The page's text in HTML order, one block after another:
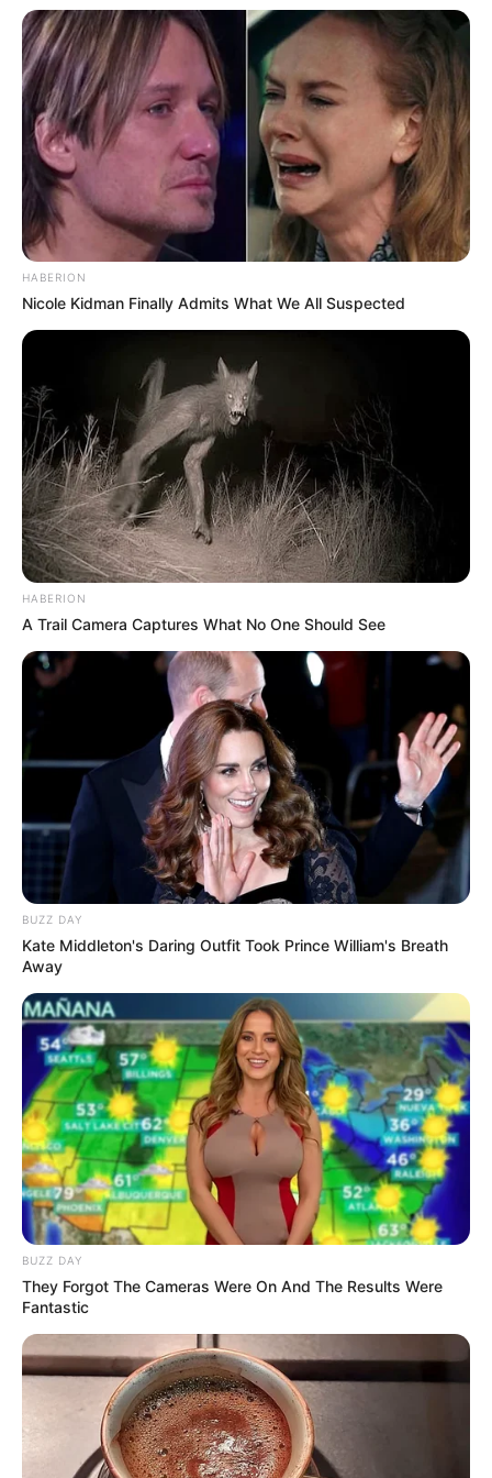
Serem! 9 Chat Ojek Online &
Pelanggan Ini Bikin Auto
Merinding
Bikin Ngakak, 10 Potret
Cosplay Murah Pakai Bahan
Seadanya
Anti Mainstream, 10 Cara
Membawa Barang Belanjaan
Versi Warga Thailand
Langka Banget! 10 Pose Lucu
Katak yang Bikin Ketawa
Gemes
Ambyar! 10 Kalimat Baper
Pakai Bahasa Jawa Ini Bikin
Galau Abis
HABERION
Nicole Kidman Finally Admits What We All Suspected
HABERION
A Trail Camera Captures What No One Should See
BUZZ DAY
Kate Middleton's Daring Outfit Took Prince William's Breath
Away
BUZZ DAY
They Forgot The Cameras Were On And The Results Were
Fantastic